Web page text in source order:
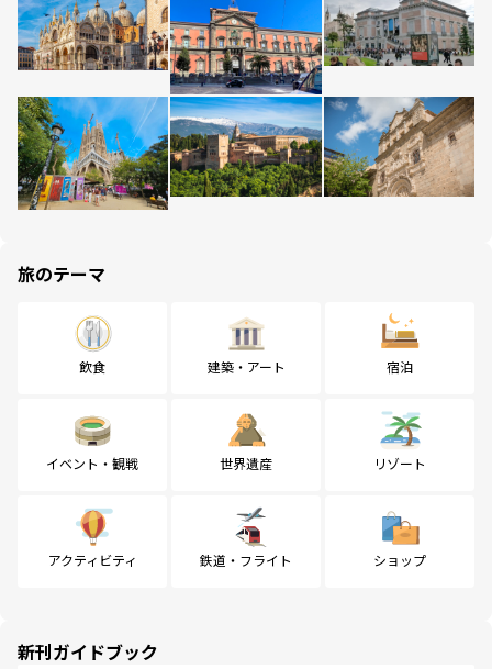
旅のテーマ
飲食 建築・アート 宿泊
イベント・観戦 世界遺産 リゾート
アクティビティ 鉄道・フライト ショップ
新刊ガイドブック